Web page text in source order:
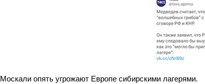
Москали опять угрожают Европе сибирскими лагерями.